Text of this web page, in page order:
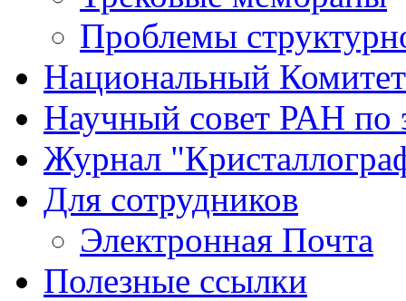
Проблемы
Национальный
Научный совет РАН по
Журнал
Для сотрудников
Электронная Почта
Полезные ссылки